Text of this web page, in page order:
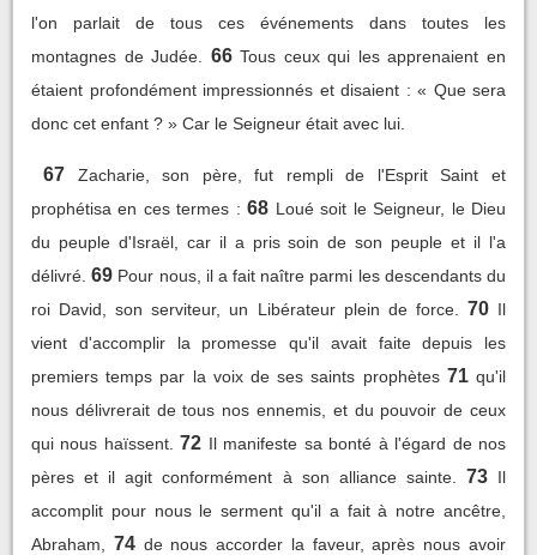
l'on parlait de tous ces événements dans toutes les
montagnes de Judée.
66 Tous ceux qui les apprenaient en
étaient profondément impressionnés et disaient : « Que sera
donc cet enfant ? » Car le Seigneur était avec lui.
67
Zacharie, son père, fut rempli de l'Esprit Saint et
prophétisa en ces termes : 68 Loué soit le Seigneur, le Dieu
du peuple d'Israël, car il a pris soin de son peuple et il l'a
délivré. 69 Pour nous, il a fait naître parmi les descendants du
roi David, son serviteur, un Libérateur plein de force.
70 Il
vient d'accomplir la promesse qu'il avait faite depuis les
premiers temps par la voix de ses saints prophètes 71 qu'il
nous délivrerait de tous nos ennemis, et du pouvoir de ceux
qui nous haïssent. 72 Il manifeste sa bonté à l'égard de nos
pères et il agit conformément à son alliance sainte.
73 Il
accomplit pour nous le serment qu'il a fait à notre ancêtre,
Abraham,
74 de nous accorder la faveur, après nous avoir